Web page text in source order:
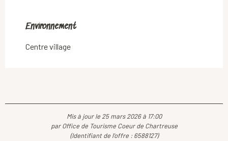
Environnement
Environnement
Centre village
Mis à jour le 25 mars 2026 à 17:00
par Office de Tourisme Coeur de Chartreuse
(Identifiant de l'offre : 6588127)